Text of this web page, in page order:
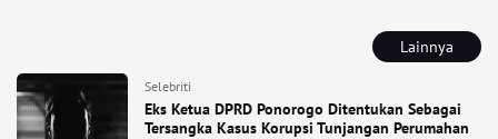
Lainnya
Selebriti
Eks Ketua DPRD Ponorogo Ditentukan Sebagai
Tersangka Kasus Korupsi Tunjangan Perumahan